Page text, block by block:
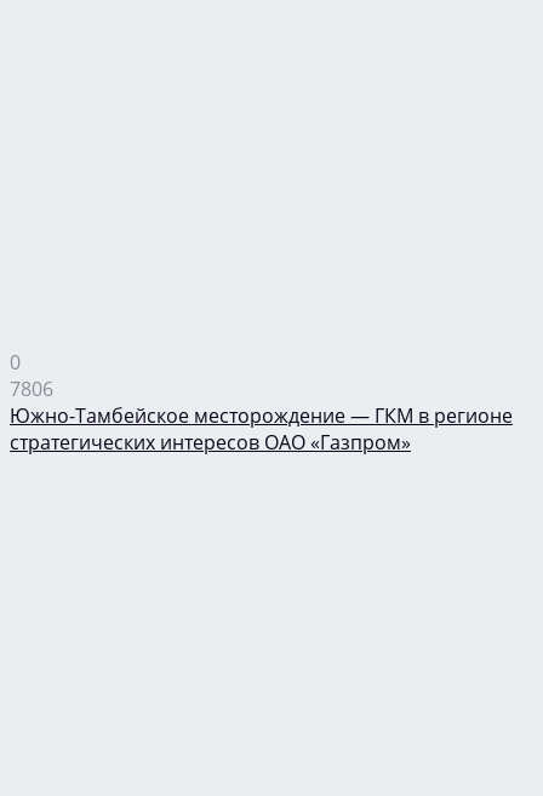
0
7806
Южно-Тамбейское месторождение — ГКМ в регионе
стратегических интересов ОАО «Газпром»